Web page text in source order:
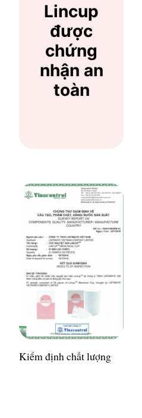
Lincup
được
chứng
nhận an
toàn
Kiểm định chất lượng